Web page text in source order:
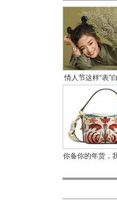
情人节这样“表”
成
你备你的年货，